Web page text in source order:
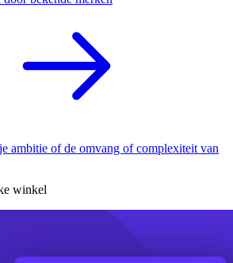
ambitie of de omvang of complexiteit van
winkel